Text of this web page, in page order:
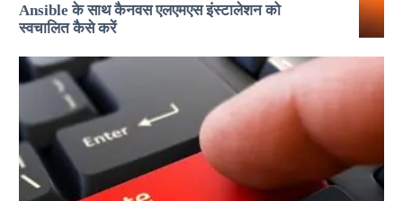
Ansible के साथ कैनवस एलएमएस इंस्टालेशन को
स्वचालित कैसे करें